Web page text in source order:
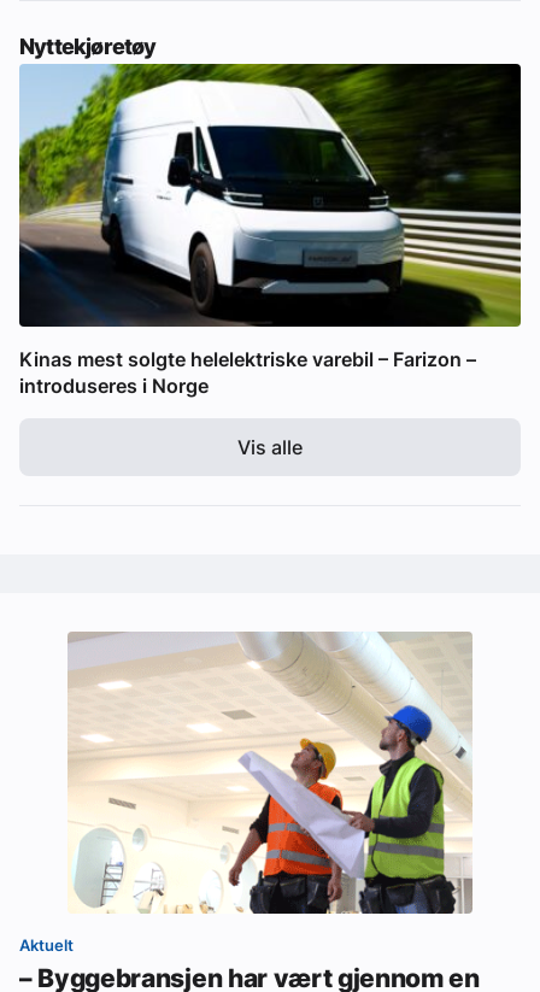
Nyttekjøretøy
Kinas mest solgte helelektriske varebil – Farizon –
introduseres i Norge
Vis alle
Aktuelt
– Byggebransjen har vært gjennom en